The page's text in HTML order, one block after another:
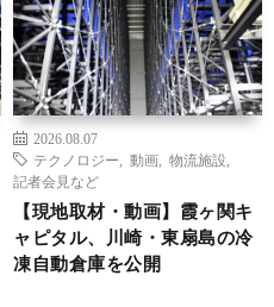
2026.08.07
テクノロジー
動画 物流施設
記者会見など
【現地取材・動画】霞ヶ関キ
ャピタル、川崎・東扇島の冷
凍自動倉庫を公開